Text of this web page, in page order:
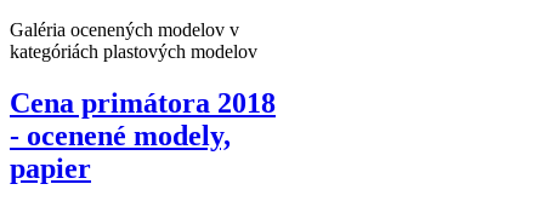
Galéria ocenených modelov v
kategóriách plastových modelov
Cena primátora 2018
- ocenené modely,
papier